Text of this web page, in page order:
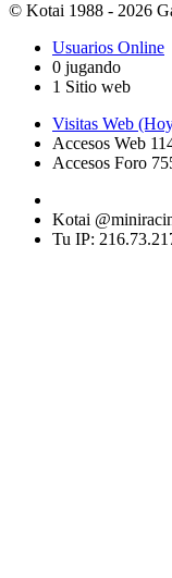
© Kotai 1988 - 2026
Usuarios Online
0 jugando
1 Sitio web
Visitas Web
Accesos Web
Accesos Foro
Kotai
Tu IP: